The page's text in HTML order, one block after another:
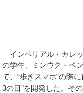
インペリアル・カレ
の学生、ミンウク・ペ
て、“歩きスマホ”の際
3の目”を開発した。そ